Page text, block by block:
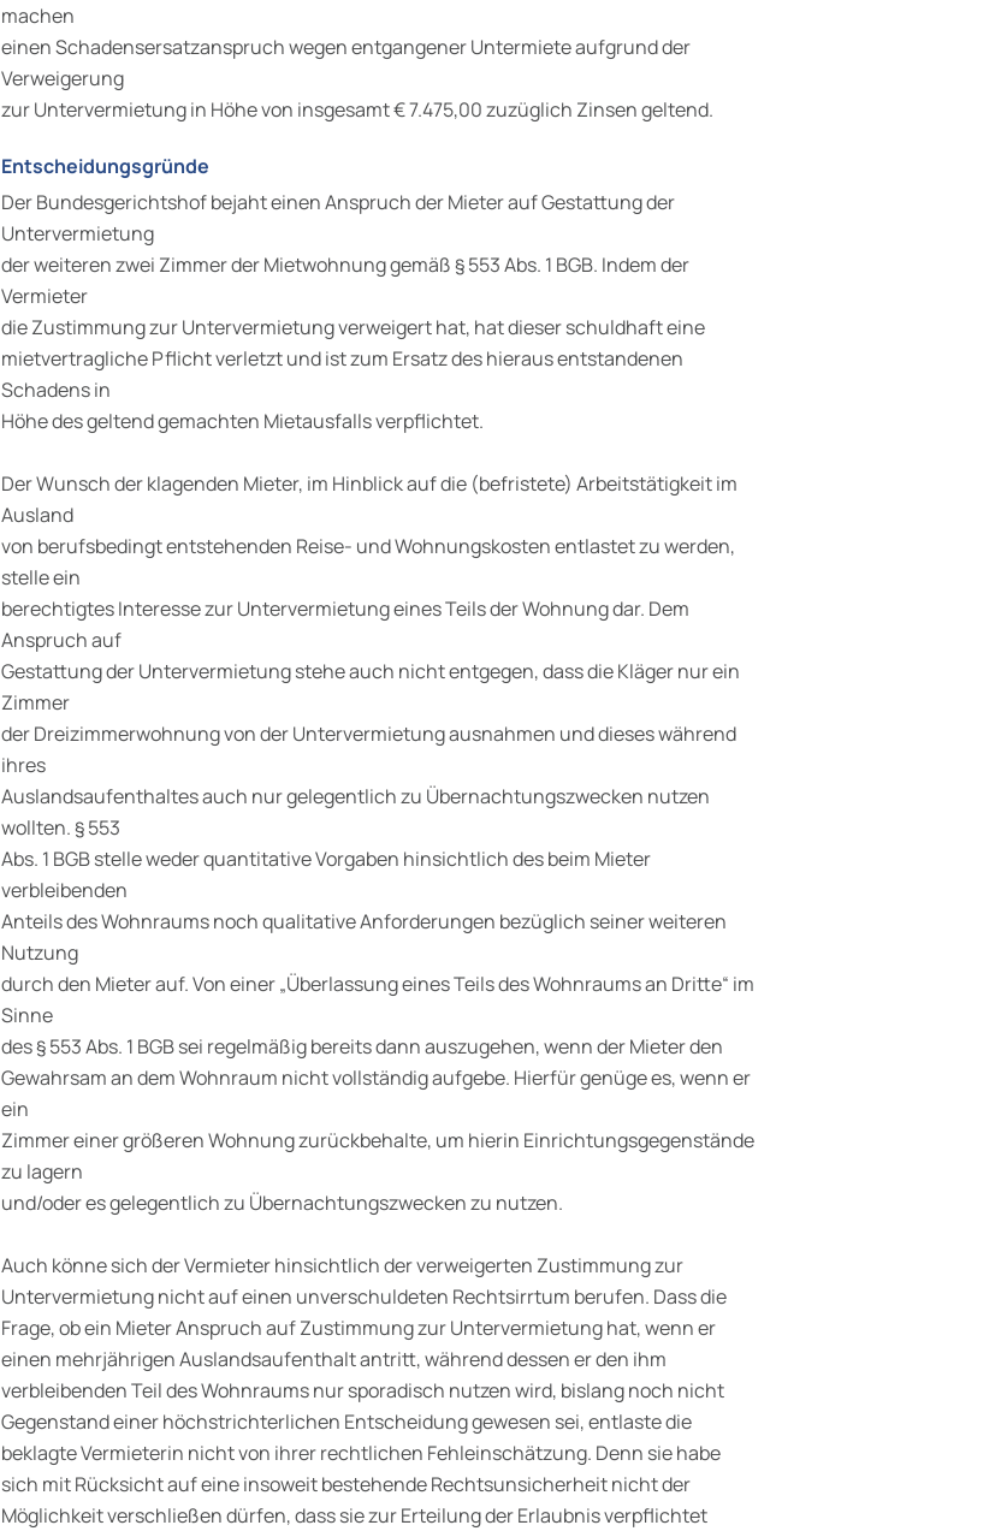
machen
einen Schadensersatzanspruch wegen entgangener Untermiete aufgrund der
Verweigerung
zur Untervermietung in Höhe von insgesamt € 7.475,00 zuzüglich Zinsen geltend.
Entscheidungsgründe
Der Bundesgerichtshof bejaht einen Anspruch der Mieter auf Gestattung der
Untervermietung
der weiteren zwei Zimmer der Mietwohnung gemäß § 553 Abs. 1 BGB. Indem der
Vermieter
die Zustimmung zur Untervermietung verweigert hat, hat dieser schuldhaft eine
mietvertragliche Pflicht verletzt und ist zum Ersatz des hieraus entstandenen
Schadens in
Höhe des geltend gemachten Mietausfalls verpflichtet.
Der Wunsch der klagenden Mieter, im Hinblick auf die (befristete) Arbeitstätigkeit im
Ausland
von berufsbedingt entstehenden Reise- und Wohnungskosten entlastet zu werden,
stelle ein
berechtigtes Interesse zur Untervermietung eines Teils der Wohnung dar. Dem
Anspruch auf
Gestattung der Untervermietung stehe auch nicht entgegen, dass die Kläger nur ein
Zimmer
der Dreizimmerwohnung von der Untervermietung ausnahmen und dieses während
ihres
Auslandsaufenthaltes auch nur gelegentlich zu Übernachtungszwecken nutzen
wollten. § 553
Abs. 1 BGB stelle weder quantitative Vorgaben hinsichtlich des beim Mieter
verbleibenden
Anteils des Wohnraums noch qualitative Anforderungen bezüglich seiner weiteren
Nutzung
durch den Mieter auf. Von einer „Überlassung eines Teils des Wohnraums an Dritte“ im
Sinne
des § 553 Abs. 1 BGB sei regelmäßig bereits dann auszugehen, wenn der Mieter den
Gewahrsam an dem Wohnraum nicht vollständig aufgebe. Hierfür genüge es, wenn er
ein
Zimmer einer größeren Wohnung zurückbehalte, um hierin Einrichtungsgegenstände
zu lagern
und/oder es gelegentlich zu Übernachtungszwecken zu nutzen.
Auch könne sich der Vermieter hinsichtlich der verweigerten Zustimmung zur
Untervermietung nicht auf einen unverschuldeten Rechtsirrtum berufen. Dass die
Frage, ob ein Mieter Anspruch auf Zustimmung zur Untervermietung hat, wenn er
einen mehrjährigen Auslandsaufenthalt antritt, während dessen er den ihm
verbleibenden Teil des Wohnraums nur sporadisch nutzen wird, bislang noch nicht
Gegenstand einer höchstrichterlichen Entscheidung gewesen sei, entlaste die
beklagte Vermieterin nicht von ihrer rechtlichen Fehleinschätzung. Denn sie habe
sich mit Rücksicht auf eine insoweit bestehende Rechtsunsicherheit nicht der
Möglichkeit verschließen dürfen, dass sie zur Erteilung der Erlaubnis verpflichtet